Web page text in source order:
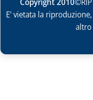
E' vietata la
altro